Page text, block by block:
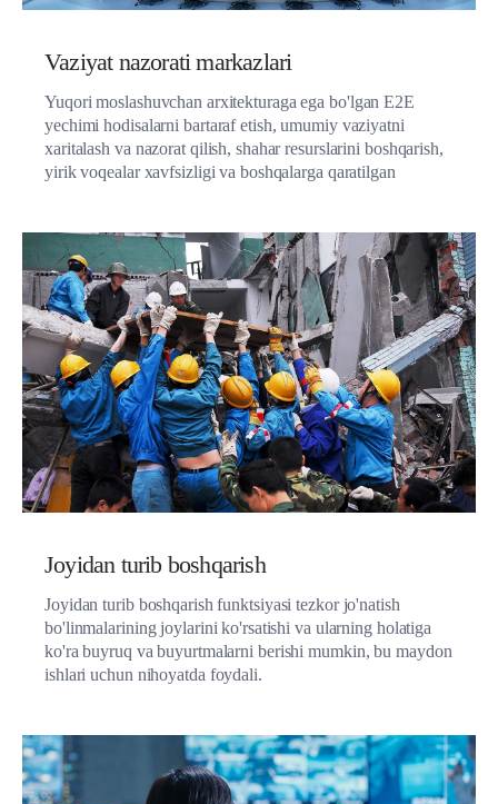
Vaziyat nazorati markazlari
Yuqori moslashuvchan arxitekturaga ega bo'lgan E2E
yechimi hodisalarni bartaraf etish, umumiy vaziyatni
xaritalash va nazorat qilish, shahar resurslarini boshqarish,
yirik voqealar xavfsizligi va boshqalarga qaratilgan
Joyidan turib boshqarish
Joyidan turib boshqarish funktsiyasi tezkor jo'natish
bo'linmalarining joylarini ko'rsatishi va ularning holatiga
ko'ra buyruq va buyurtmalarni berishi mumkin, bu maydon
ishlari uchun nihoyatda foydali.